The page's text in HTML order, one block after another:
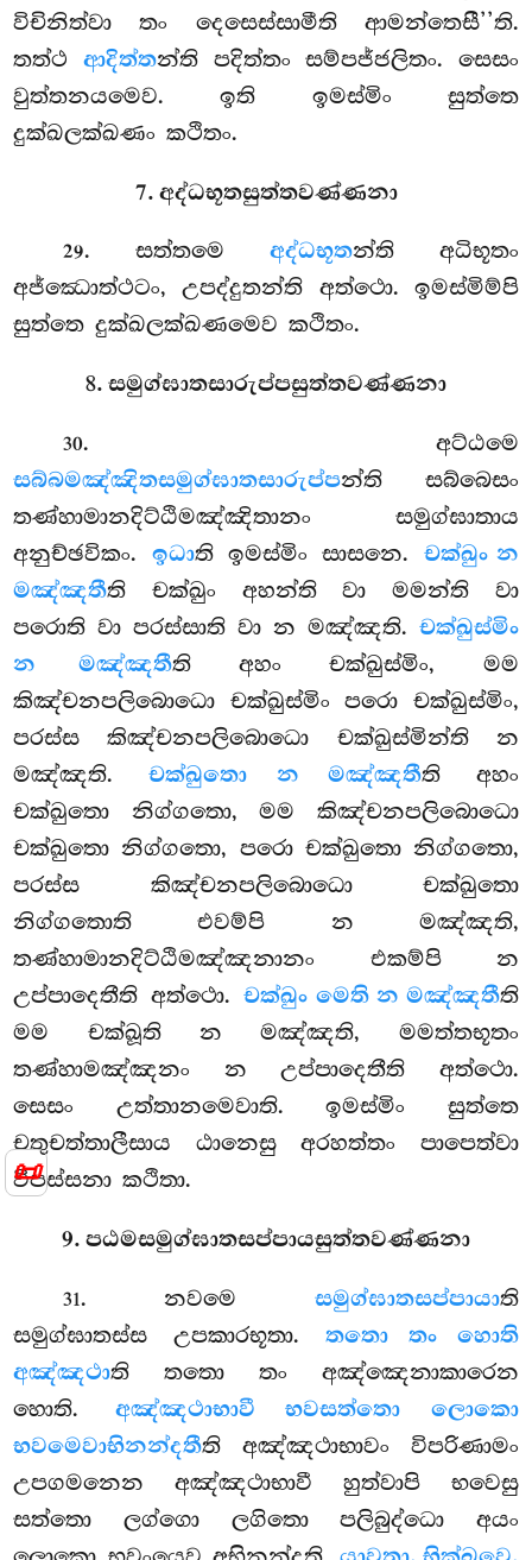
📜
විචිනිත්වා තං දෙසෙස්සාමීති ආමන්තෙසී’’ති.
තත්ථ ආදිත්තන්ති පදිත්තං සම්පජ්ජලිතං. සෙසං
වුත්තනයමෙව. ඉති ඉමස්මිං සුත්තෙ
දුක්ඛලක්ඛණං කථිතං.
7. අද්ධභූතසුත්තවණ්ණනා
29. සත්තමෙ අද්ධභූතන්ති අධිභූතං
අජ්ඣොත්ථටං, උපද්දුතන්ති අත්ථො. ඉමස්මිම්පි
සුත්තෙ දුක්ඛලක්ඛණමෙව කථිතං.
8. සමුග්ඝාතසාරුප්පසුත්තවණ්ණනා
30. අට්ඨමෙ
සබ්බමඤ්ඤිතසමුග්ඝාතසාරුප්පන්ති සබ්බෙසං
තණ්හාමානදිට්ඨිමඤ්ඤිතානං සමුග්ඝාතාය
අනුච්ඡවිකං. ඉධාති ඉමස්මිං සාසනෙ. චක්ඛුං න
මඤ්ඤතීති චක්ඛුං අහන්ති වා මමන්ති වා
පරොති වා පරස්සාති වා න මඤ්ඤති. චක්ඛුස්මිං
න මඤ්ඤතීති අහං චක්ඛුස්මිං, මම
කිඤ්චනපලිබොධො චක්ඛුස්මිං පරො චක්ඛුස්මිං,
පරස්ස කිඤ්චනපලිබොධො චක්ඛුස්මින්ති න
මඤ්ඤති. චක්ඛුතො න මඤ්ඤතීති අහං
චක්ඛුතො නිග්ගතො, මම කිඤ්චනපලිබොධො
චක්ඛුතො නිග්ගතො, පරො චක්ඛුතො නිග්ගතො,
පරස්ස කිඤ්චනපලිබොධො චක්ඛුතො
නිග්ගතොති එවම්පි න මඤ්ඤති,
තණ්හාමානදිට්ඨිමඤ්ඤනානං එකම්පි න
උප්පාදෙතීති අත්ථො.චක්ඛුං මෙති න මඤ්ඤතීති
මම චක්ඛූති න මඤ්ඤති, මමත්තභූතං
තණ්හාමඤ්ඤනං න උප්පාදෙතීති අත්ථො.
සෙසං උත්තානමෙවාති. ඉමස්මිං සුත්තෙ
චතුචත්තාලීසාය ඨානෙසු අරහත්තං පාපෙත්වා
විපස්සනා කථිතා.
9. පඨමසමුග්ඝාතසප්පායසුත්තවණ්ණනා
31. නවමෙ සමුග්ඝාතසප්පායාති
සමුග්ඝාතස්ස උපකාරභූතා. තතො තං හොති
අඤ්ඤථාති තතො තං අඤ්ඤෙනාකාරෙන
හොති. අඤ්ඤථාභාවී භවසත්තො ලොකො
භවමෙවාභිනන්දතීති අඤ්ඤථාභාවං විපරිණාමං
උපගමනෙන අඤ්ඤථාභාවී හුත්වාපි භවෙසු
සත්තො ලග්ගො ලගිතො පලිබුද්ධො අයං